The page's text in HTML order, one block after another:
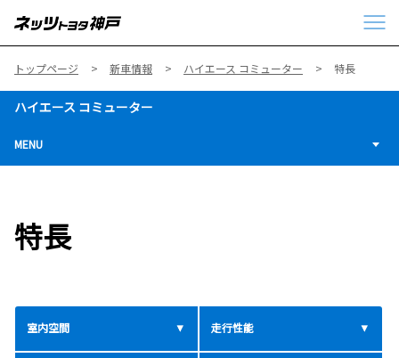
トップページ 新車情報 ハイエース コミューター 特長
ハイエース コミューター
MENU
特長
室内空間 走行性能